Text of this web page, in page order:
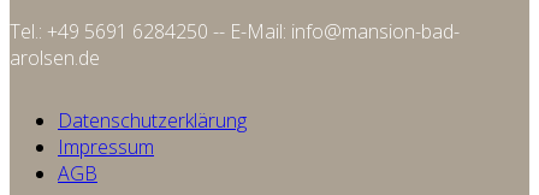
Tel.: +49 5691 6284250 -- E-Mail: info@mansion-bad-
arolsen.de
Datenschutzerklärung
Impressum
AGB